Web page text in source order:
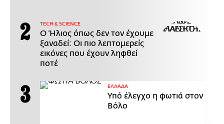
ΤECH & SCIENCE
Ο Ήλιος όπως δεν τον έχουμε
ξαναδεί: Οι πιο λεπτομερείς
εικόνες που έχουν ληφθεί
ποτέ
ΕΛΛΑΔΑ
Υπό έλεγχο η φωτιά στον
Βόλο